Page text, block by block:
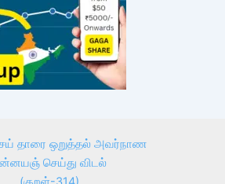
தாரை ஒறுத்தல் அவர்நாண
செய்து விடல்